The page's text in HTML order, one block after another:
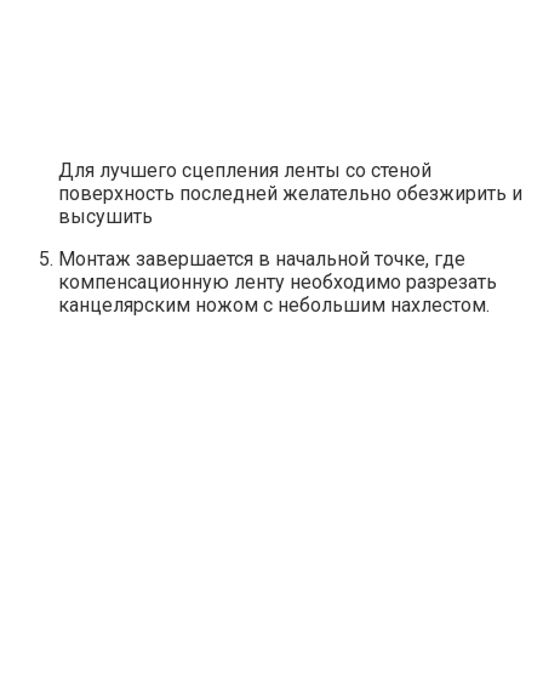
Для лучшего сцепления ленты со стеной
поверхность последней желательно обезжирить и
высушить
Монтаж завершается в начальной точке, где
компенсационную ленту необходимо разрезать
канцелярским ножом с небольшим нахлестом.